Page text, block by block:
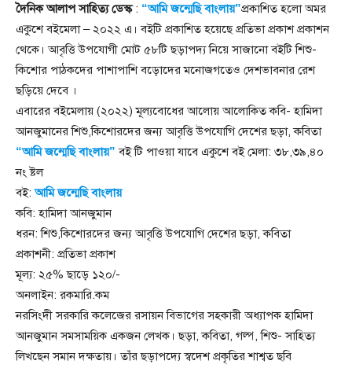
দৈনিক আলাপ সাহিত্য ডেস্ক: “আমি জন্মেছি বাংলায়”প্রকাশিত হলো অমর
একুশে বইমেলা – ২০২২ এ। বইটি প্রকাশিত হয়েছে প্রতিভা প্রকাশ প্রকাশন
থেকে। আবৃত্তি উপযোগী মোট ৫৮টি ছড়াপদ্য নিয়ে সাজানো বইটি শিশু-
কিশোর পাঠকদের পাশাপাশি বড়োদের মনোজগতেও দেশভাবনার রেশ
ছড়িয়ে দেবে ।
এবারের বইমেলায় (২০২২) মূল্যবোধের আলোয় আলোকিত কবি- হামিদা
আনজুমানের শিশু,কিশোরদের জন্য আবৃত্তি উপযোগি দেশের ছড়া, কবিতা
“আমি জন্মেছি বাংলায়”বই টি পাওয়া যাবে একুশে বই মেলা: ৩৮,৩৯,৪০
নং ষ্টল
বই:আমি জন্মেছি বাংলায়
কবি: হামিদা আনজুমান
ধরন: শিশু,কিশোরদের জন্য আবৃত্তি উপযোগি দেশের ছড়া, কবিতা
প্রকাশনী: প্রতিভা প্রকাশ
মূল্য: ২৫% ছাড়ে ১২০/-
অনলাইন: রকমারি.কম
নরসিংদী সরকারি কলেজের রসায়ন বিভাগের সহকারী অধ্যাপক হামিদা
আনজুমান সমসাময়িক একজন লেখক। ছড়া, কবিতা, গল্প, শিশু- সাহিত্য
লিখছেন সমান দক্ষতায়। তাঁর ছড়াপদ্যে স্বদেশ প্রকৃতির শাশ্বত ছবি